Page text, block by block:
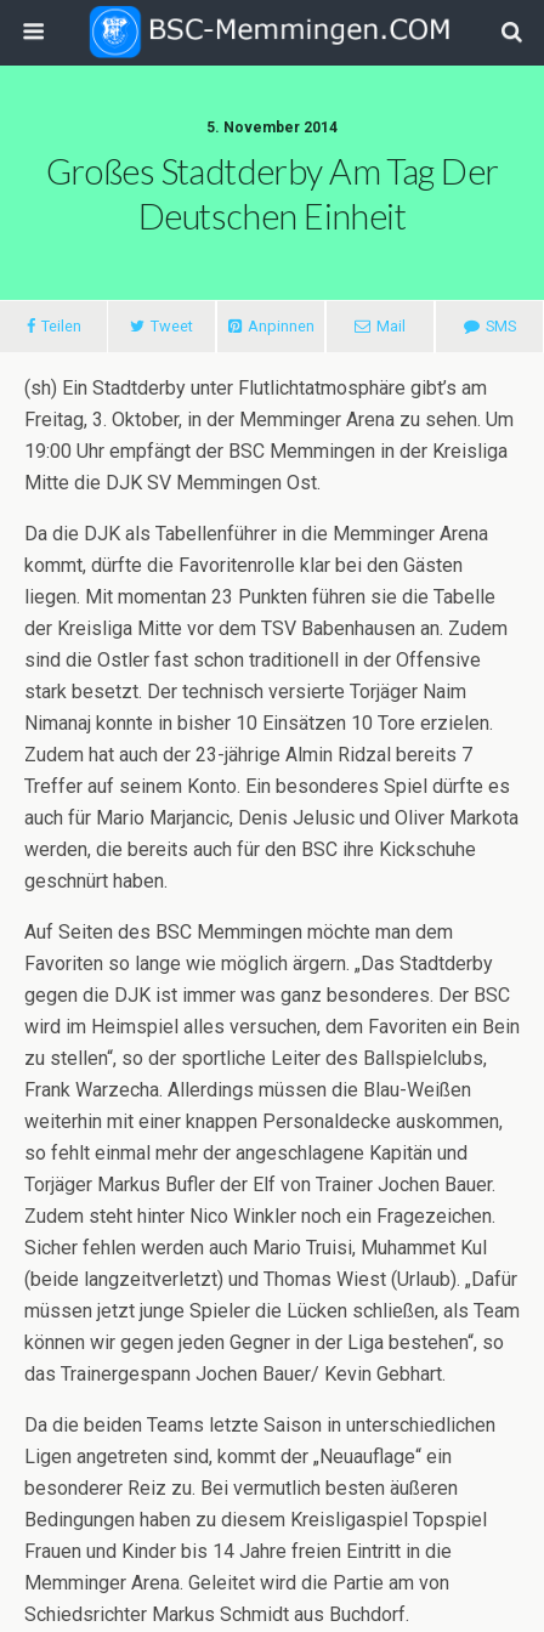
5. November 2014
Großes Stadtderby Am Tag Der
Deutschen Einheit
Teilen Tweet Anpinnen Mail SMS
(sh) Ein Stadtderby unter Flutlichtatmosphäre gibt’s am
Freitag, 3. Oktober, in der Memminger Arena zu sehen. Um
19:00 Uhr empfängt der BSC Memmingen in der Kreisliga
Mitte die DJK SV Memmingen Ost.
Da die DJK als Tabellenführer in die Memminger Arena
kommt, dürfte die Favoritenrolle klar bei den Gästen
liegen. Mit momentan 23 Punkten führen sie die Tabelle
der Kreisliga Mitte vor dem TSV Babenhausen an. Zudem
sind die Ostler fast schon traditionell in der Offensive
stark besetzt. Der technisch versierte Torjäger Naim
Nimanaj konnte in bisher 10 Einsätzen 10 Tore erzielen.
Zudem hat auch der 23-jährige Almin Ridzal bereits 7
Treffer auf seinem Konto. Ein besonderes Spiel dürfte es
auch für Mario Marjancic, Denis Jelusic und Oliver Markota
werden, die bereits auch für den BSC ihre Kickschuhe
geschnürt haben.
Auf Seiten des BSC Memmingen möchte man dem
Favoriten so lange wie möglich ärgern. „Das Stadtderby
gegen die DJK ist immer was ganz besonderes. Der BSC
wird im Heimspiel alles versuchen, dem Favoriten ein Bein
zu stellen“, so der sportliche Leiter des Ballspielclubs,
Frank Warzecha. Allerdings müssen die Blau-Weißen
weiterhin mit einer knappen Personaldecke auskommen,
so fehlt einmal mehr der angeschlagene Kapitän und
Torjäger Markus Bufler der Elf von Trainer Jochen Bauer.
Zudem steht hinter Nico Winkler noch ein Fragezeichen.
Sicher fehlen werden auch Mario Truisi, Muhammet Kul
(beide langzeitverletzt) und Thomas Wiest (Urlaub). „Dafür
müssen jetzt junge Spieler die Lücken schließen, als Team
können wir gegen jeden Gegner in der Liga bestehen“, so
das Trainergespann Jochen Bauer/ Kevin Gebhart.
Da die beiden Teams letzte Saison in unterschiedlichen
Ligen angetreten sind, kommt der „Neuauflage“ ein
besonderer Reiz zu. Bei vermutlich besten äußeren
Bedingungen haben zu diesem Kreisligaspiel Topspiel
Frauen und Kinder bis 14 Jahre freien Eintritt in die
Memminger Arena. Geleitet wird die Partie am von
Schiedsrichter Markus Schmidt aus Buchdorf.